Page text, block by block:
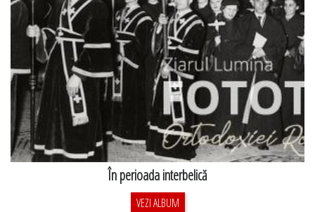
În perioada interbelică
VEZI ALBUM